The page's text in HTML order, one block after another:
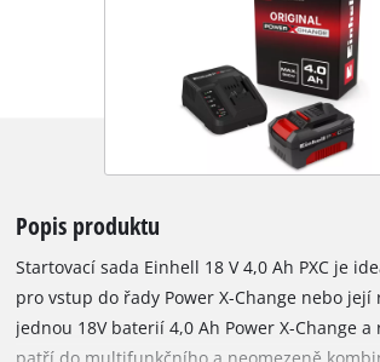
Popis produktu
Startovací sada Einhell 18 V 4,0 Ah PXC je
pro vstup do řady Power X-Change nebo její
jednou 18V baterií 4,0 Ah Power X-Change